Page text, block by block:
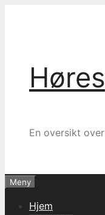
En oversikt
Meny
Hjem